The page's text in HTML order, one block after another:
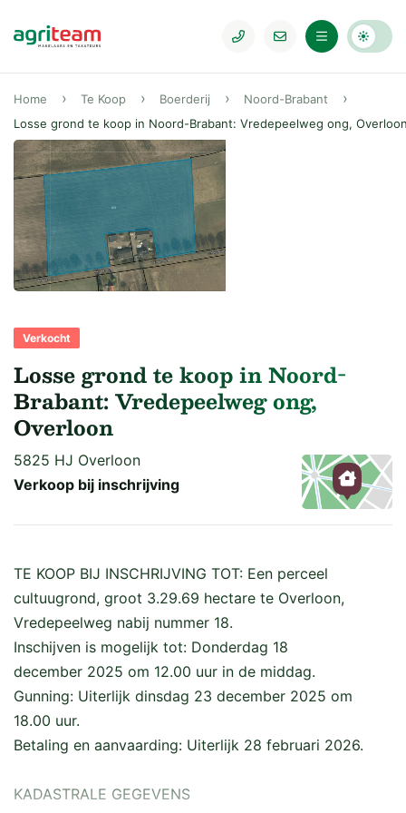
Home Te Koop Boerderij
Noord-Brabant
Losse grond te koop in Noord-Brabant: Vredepeelweg ong,
Kaart
Verkocht
Losse grond te koop in Noord-
Brabant: Vredepeelweg ong,
Overloon
5825 HJ Overloon
Verkoop bij inschrijving
TE KOOP BIJ INSCHRIJVING TOT: Een perceel
cultuugrond, groot 3.29.69 hectare te Overloon,
Vredepeelweg nabij nummer 18.
Inschijven is mogelijk tot: Donderdag 18
december 2025 om 12.00 uur in de middag.
Gunning: Uiterlijk dinsdag 23 december 2025 om
18.00 uur.
Betaling en aanvaarding: Uiterlijk 28 februari 2026.
KADASTRALE GEGEVENS